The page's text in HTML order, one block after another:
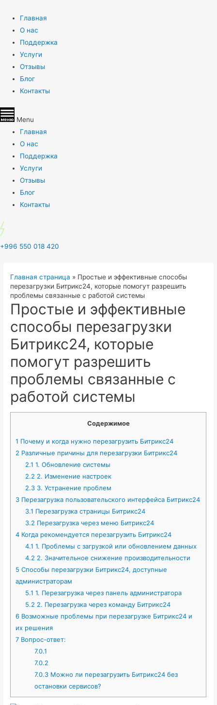
Главная
О нас
Поддержка
Услуги
Отзывы
Блог
Контакты
Menu
Главная
О нас
Поддержка
Услуги
Отзывы
Блог
Контакты
+996 550 018 420
Главная страница » Простые и эффективные способы
перезагрузки Битрикс24, которые помогут разрешить
проблемы связанные с работой системы
Простые и эффективные
способы перезагрузки
Битрикс24, которые
помогут разрешить
проблемы связанные с
работой системы
Содержимое
1 Почему и когда нужно перезагрузить Битрикс24
2 Различные причины для перезагрузки Битрикс24
2.1 1. Обновление системы
2.2 2. Изменение настроек
2.33. Устранение проблем
3 Перезагрузка пользовательского интерфейса Битрикс24
3.1 Перезагрузка страницы Битрикс24
3.2 Перезагрузка через меню Битрикс24
4 Когда рекомендуется перезагрузить Битрикс24
4.1 1. Проблемы с загрузкой или обновлением данных
4.2 2. Значительное снижение производительности
5 Способы перезагрузки Битрикс24, доступные
администраторам
5.1 1. Перезагрузка через панель администратора
5.2 2. Перезагрузка через команду Битрикс24
6 Возможные проблемы при перезагрузке Битрикс24 и
их решения
7 Вопрос-ответ:
7.0.1
7.0.2
7.0.3 Можно ли перезагрузить Битрикс24 без
остановки сервисов?